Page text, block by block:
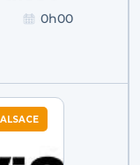
0h00